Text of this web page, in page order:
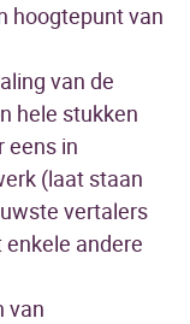
hoogtepunt van
van de
hele stukken
eens in
(laat staan
vertalers
andere
van